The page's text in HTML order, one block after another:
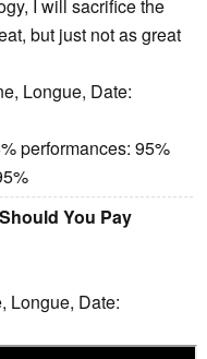
I will sacrifice the
but just not as great
Longue, Date:
performances: 95%
You Pay
Longue, Date: